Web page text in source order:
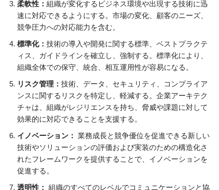
柔軟性： 組織が変化するビジネス環境や出現する技術に迅
速に対応できるようにする。市場の変化、顧客のニーズ、
競争圧力への対応能力を含む。
標準化： 技術の導入や開発に関する標準、ベストプラクテ
ィス、ガイドラインを確立し、強制する。標準化により、
組織全体での保守、統合、相互運用性が容易になる。
リスク管理： 技術、データ、セキュリティ、コンプライア
ンスに関するリスクを特定し、軽減する。企業アーキテク
チャは、組織がレジリエンスを持ち、脅威や課題に対して
効果的に対応できることを支援する。
イノベーション： 業務成長と競争優位を促進できる新しい
技術やソリューションの評価および実装のための構造化さ
れたフレームワークを提供することで、イノベーションを
促進する。
透明性： 組織のすべてのレベルでコミュニケーションと協